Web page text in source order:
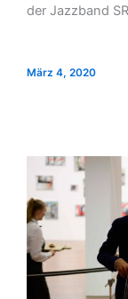
der Jazzband
März 4, 2020